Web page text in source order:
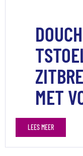
MET
LEES MEER